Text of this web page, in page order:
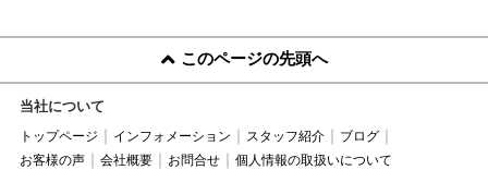
このページの先頭へ
当社について
トップページ インフォメーション スタッフ紹介
ブログ
お客様の声
会社概要 お問合せ 個人情報の取扱いについて